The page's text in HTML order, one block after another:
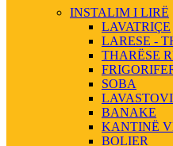
INSTALIM I LIRË
LAVATRIÇE
LARESE -
THARËSE
SOBA
BANAKE
KANTINË
BOLIER